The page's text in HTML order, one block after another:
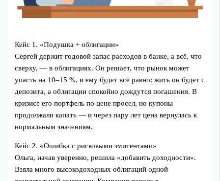
Кейс 1. «Подушка + облигации»
Сергей держит годовой запас расходов в банке, а всё, что
сверху, — в облигациях. Он решает, что рынок может
упасть на 10–15 %, и ему будет всё равно: жить он будет с
депозита, а облигации спокойно дождутся погашения. В
кризисе его портфель по цене просел, но купоны
продолжали капать — и через пару лет цена вернулась к
нормальным значениям.
Кейс 2. «Ошибка с рисковыми эмитентами»
Ольга, начав уверенно, решила «добавить доходности».
Взяла много высокодоходных облигаций одной